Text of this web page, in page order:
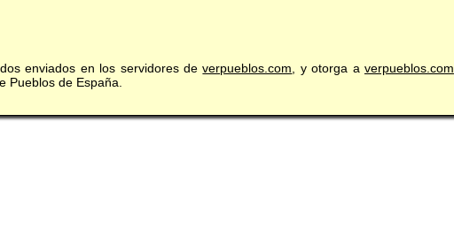
enviados en los servidores deverpueblos.com , y otorga a verpueblos.com
Pueblos de España.